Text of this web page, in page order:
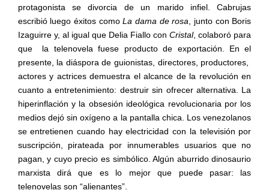
protagonista se divorcia de un marido infiel. Cabrujas
escribió luego éxitos comoLa dama de rosa , junto con Boris
Izaguirre y, al igual que Delia Fiallo conCristal, colaboró para
que
la telenovela fuese producto de exportación. En el
presente, la diáspora de guionistas, directores, productores,
actores y actrices demuestra el alcance de la revolución en
cuanto a entretenimiento: destruir sin ofrecer alternativa. La
hiperinflación y la obsesión ideológica revolucionaria por los
medios dejó sin oxígeno a la pantalla chica. Los venezolanos
se entretienen cuando hay electricidad con la televisión por
suscripción, pirateada por innumerables usuarios que no
pagan, y cuyo precio es simbólico. Algún aburrido dinosaurio
marxista dirá que es lo mejor que puede pasar: las
telenovelas son “alienantes”.